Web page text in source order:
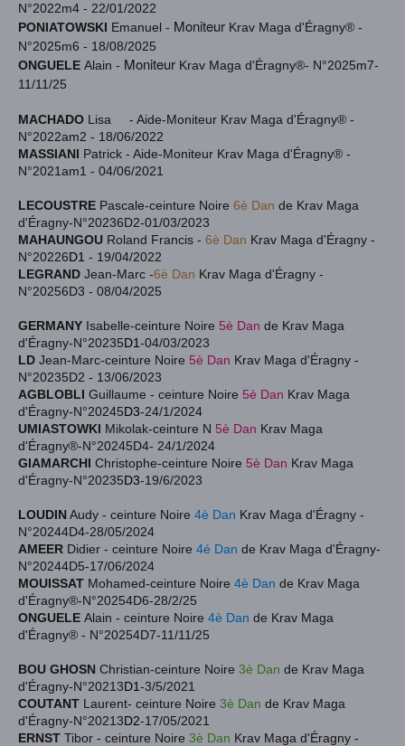
N°2022m4 - 22/01/2022
PONIATOWSKI Emanuel - Moniteur Krav Maga d'Éragny® -
N°2025m6 - 18/08/2025
ONGUELE Alain - Moniteur Krav Maga d'Éragny®- N°2025m7-
11/11/25
MACHADO Lisa - Aide-Moniteur Krav Maga d'Éragny® -
N°2022am2 - 18/06/2022
MASSIANI Patrick - Aide-Moniteur Krav Maga d'Éragny® -
N°2021am1 - 04/06/2021
LECOUSTRE Pascale-ceinture Noire 6è Dan de Krav Maga
d'Éragny-N°20236D2-01/03/2023
MAHAUNGOU Roland Francis - 6è Dan Krav Maga d'Éragny -
N°20226D1 - 19/04/2022
LEGRAND Jean-Marc -6è Dan Krav Maga d'Éragny -
N°20256D3 - 08/04/2025
GERMANY Isabelle-ceinture Noire 5è Dan de Krav Maga
d'Éragny-N°20235D1-04/03/2023
LD Jean-Marc-ceinture Noire 5è Dan Krav Maga d'Éragny -
N°20235D2 - 13/06/2023
AGBLOBLI Guillaume - ceinture Noire 5è Dan Krav Maga
d'Éragny-N°20245D3-24/1/2024
UMIASTOWKI Mikolak-ceinture N 5è Dan Krav Maga
d'Éragny®-N°20245D4- 24/1/2024
GIAMARCHI Christophe-ceinture Noire 5è Dan Krav Maga
d'Éragny-N°20235D3-19/6/2023
LOUDINAudy - ceinture Noire 4è Dan Krav Maga d'Éragny -
N°20244D4-28/05/2024
AMEER Didier - ceinture Noire 4é Dan de Krav Maga d'Éragny-
N°20244D5-17/06/2024
MOUISSAT Mohamed-ceinture Noire 4è Dan de Krav Maga
d'Éragny®-N°20254D6-28/2/25
ONGUELE Alain - ceinture Noire 4è Dan de Krav Maga
d'Éragny® - N°20254D7-11/11/25
BOU GHOSN Christian-ceinture Noire 3è Dan de Krav Maga
d'Éragny-N°20213D1-3/5/2021
COUTANT Laurent- ceinture Noire 3è Dan de Krav Maga
d'Éragny-N°20213D2-17/05/2021
ERNST Tibor - ceinture Noire 3è Dan Krav Maga d'Éragny -